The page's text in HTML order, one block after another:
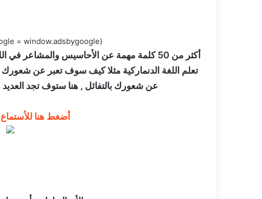
(adsbygoogle = window.adsbygoogle || []).push({});
أكثر من 50 كلمة مهمة عن الأحاسيس
تعلم اللغة الدنماركية مثلا كيف سوف تعبر عن
عن شعورك بالتفائل , هنا ستوف تجد العديد
أضغط هنا